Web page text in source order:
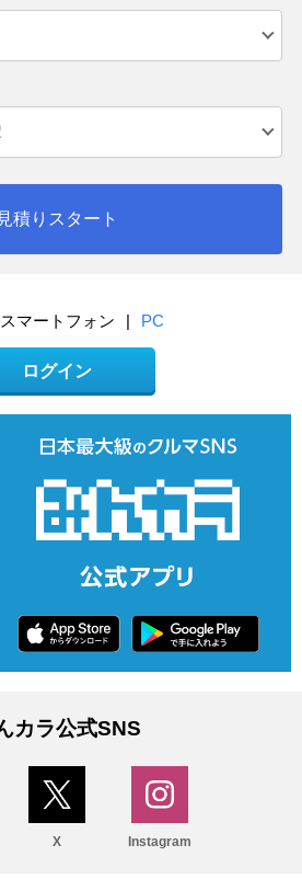
見積りスタート
スマートフォン | PC
ログイン
カラ公式SNS
X Instagram